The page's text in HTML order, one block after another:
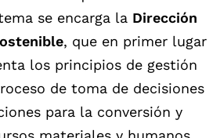
se encarga la Dirección
, que en primer lugar
los principios de gestión
de toma de decisiones
para la conversión y